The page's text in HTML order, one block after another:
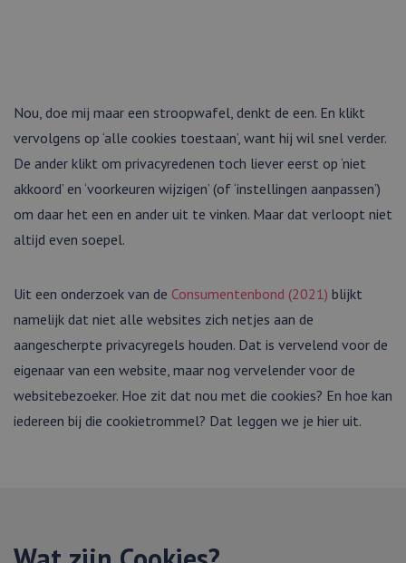
Nou, doe mij maar een stroopwafel, denkt de een. En klikt
vervolgens op ‘alle cookies toestaan’, want hij wil snel verder.
De ander klikt om privacyredenen toch liever eerst op ‘niet
akkoord’ en ‘voorkeuren wijzigen’ (of ‘instellingen aanpassen’)
om daar het een en ander uit te vinken. Maar dat verloopt niet
altijd even soepel.
Uit een onderzoek van de Consumentenbond (2021) blijkt
namelijk dat niet alle websites zich netjes aan de
aangescherpte privacyregels houden. Dat is vervelend voor de
eigenaar van een website, maar nog vervelender voor de
websitebezoeker. Hoe zit dat nou met die cookies? En hoe kan
iedereen bij die cookietrommel? Dat leggen we je hier uit.